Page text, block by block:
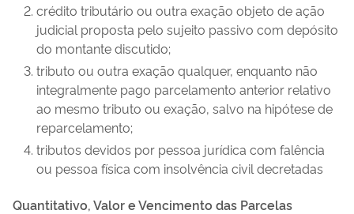
crédito tributário ou outra exação objeto de ação
judicial proposta pelo sujeito passivo com depósito
do montante discutido;
tributo ou outra exação qualquer, enquanto não
integralmente pago parcelamento anterior relativo
ao mesmo tributo ou exação, salvo na hipótese de
reparcelamento;
tributos devidos por pessoa jurídica com falência
ou pessoa física com insolvência civil decretadas
Quantitativo, Valor e Vencimento das Parcelas